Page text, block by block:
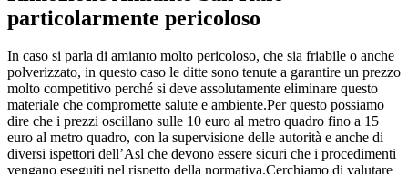
particolarmente pericoloso
In caso si parla di amianto molto pericoloso, che sia friabile o anche
polverizzato, in questo caso le ditte sono tenute a garantire un prezzo
molto competitivo perché si deve assolutamente eliminare questo
materiale che compromette salute e ambiente.Per questo possiamo
dire che i prezzi oscillano sulle 10 euro al metro quadro fino a 15
euro al metro quadro, con la supervisione delle autorità e anche di
diversi ispettori dell’Asl che devono essere sicuri che i procedimenti
vengano eseguiti nel rispetto della normativa.Cerchiamo di valutare